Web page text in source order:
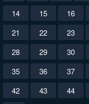
14
15 16
21
22 23
28
29 30
35
36 37
42
43 44